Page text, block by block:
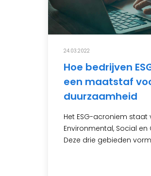
24.03.2022
Hoe bedrijven
een maatstaf
duurzaamheid
Het ESG-acroniem staat
Environmental, Social
Deze drie gebieden